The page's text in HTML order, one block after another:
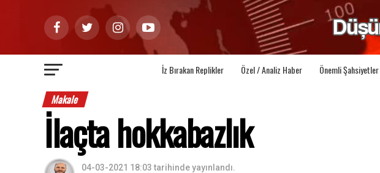
İz Bırakan Replikler Özel / Analiz Haber Önemli Şahsiyetler
Makale
İlaçta hokkabazlık
04-03-2021 18:03 tarihinde yayınlandı.